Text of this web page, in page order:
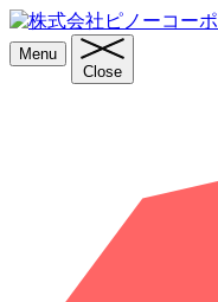
Menu
Close